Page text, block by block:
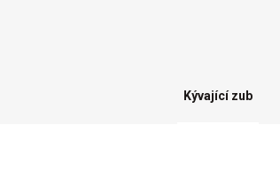
Kývající zub